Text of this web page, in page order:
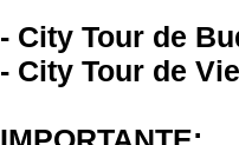
- City Tour de
- City Tour de